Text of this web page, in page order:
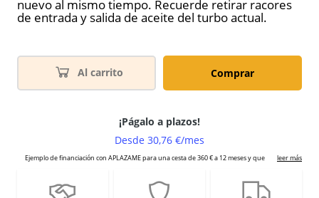
nuevo al mismo tiempo. Recuerde retirar racores
de entrada y salida de aceite del turbo actual.
Al carrito Comprar